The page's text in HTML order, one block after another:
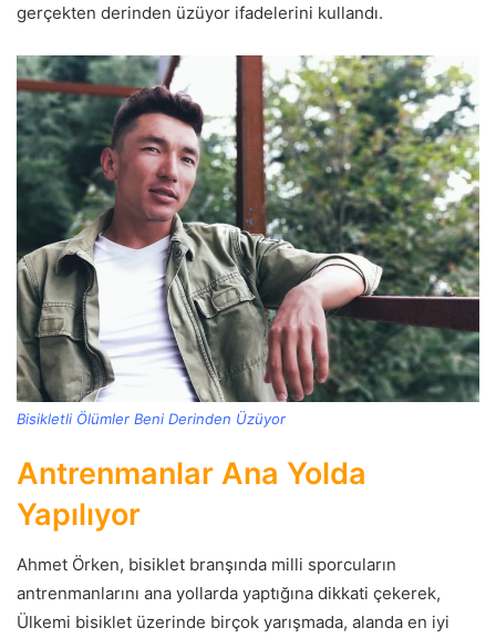
gerçekten derinden üzüyor ifadelerini kullandı.
Bisikletli Ölümler Beni Derinden Üzüyor
Antrenmanlar Ana Yolda
Yapılıyor
Ahmet Örken, bisiklet branşında milli sporcuların
antrenmanlarını ana yollarda yaptığına dikkati çekerek,
Ülkemi bisiklet üzerinde birçok yarışmada, alanda en iyi